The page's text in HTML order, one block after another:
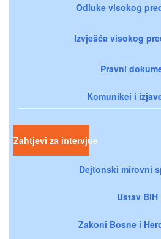
Odluke visokog
Izvješća visokog
Pravni
Komunikei i
Zahtjevi za intervjue
Dejtonski mirovni
Ustav BiH
Zakoni Bosne i